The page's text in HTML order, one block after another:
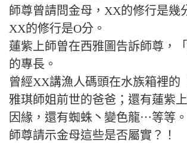
師尊曾請問金母，XX的修行是幾
XX的修行是O分。
蓮紫上師曽在西雅圖告訴師尊，
的專長。
曾經XX講漁人碼頭在水族箱裡的
雅琪師姐前世的爸爸；還有蓮紫
因緣，還有蜘蛛丶變色龍⋯等等。
師尊請示金母這些是否屬實？！